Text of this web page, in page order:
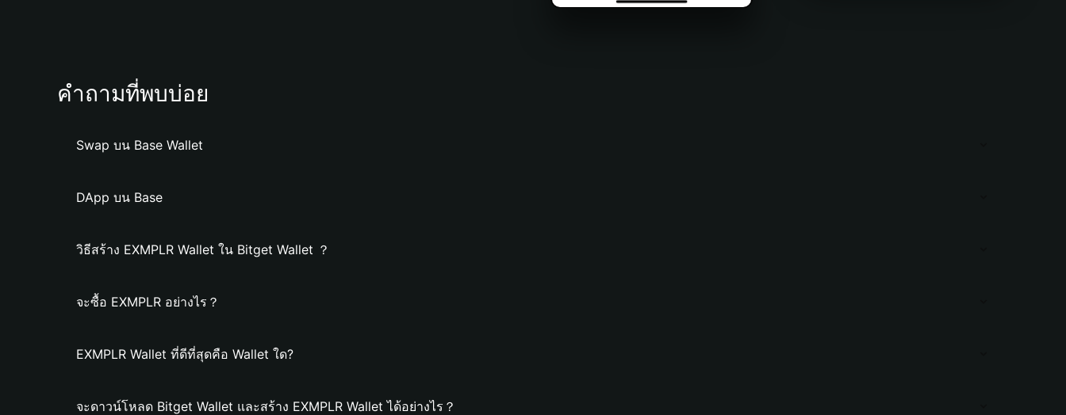
คำถามที่พบบ่อย
Swap บน Base Wallet
DApp บน Base
วิธีสร้าง EXMPLR Wallet ใน Bitget Wallet ？
จะซื้อ EXMPLR อย่างไร？
EXMPLR Wallet ที่ดีที่สุดคือ Wallet ใด?
จะดาวน์โหลด Bitget Wallet และสร้าง EXMPLR Wallet ได้อย่างไร？